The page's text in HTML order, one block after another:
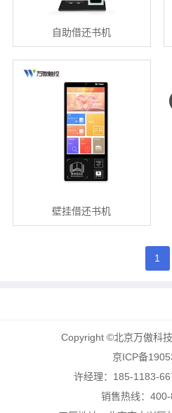
自助借还书机
壁挂借还书机
1
Copyright ©北京万傲科
京ICP备
许经理：185-1183-
销售热线：